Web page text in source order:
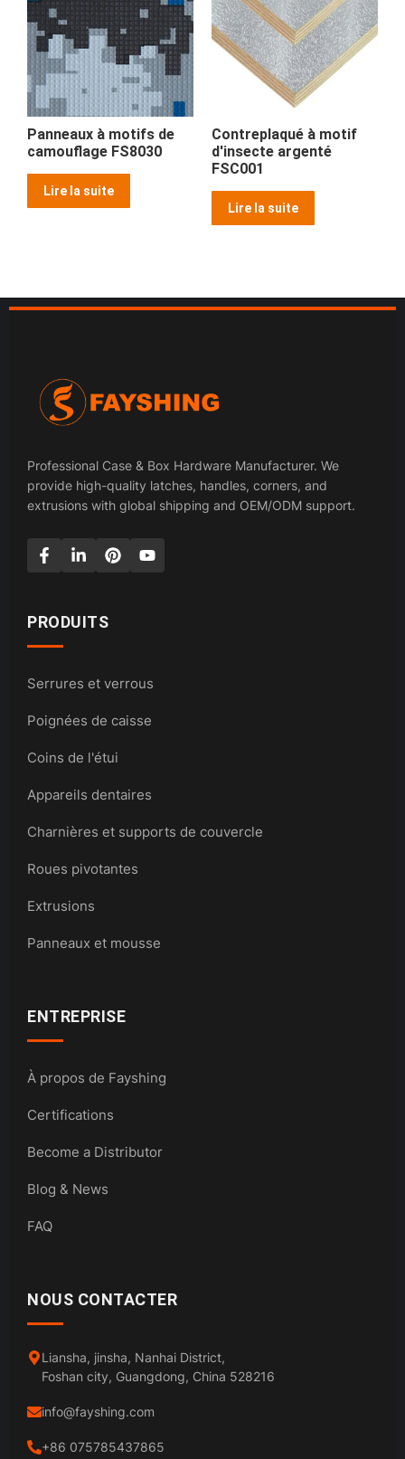
Panneaux à motifs de
camouflage FS8030
Lire la suite
Contreplaqué à motif
d'insecte argenté
FSC001
Lire la suite
Professional Case & Box Hardware Manufacturer. We
provide high-quality latches, handles, corners, and
extrusions with global shipping and OEM/ODM support.
PRODUITS
Serrures et verrous
Poignées de caisse
Coins de l'étui
Appareils dentaires
Charnières et supports de couvercle
Roues pivotantes
Extrusions
Panneaux et mousse
ENTREPRISE
À propos de Fayshing
Certifications
Become a Distributor
Blog & News
FAQ
NOUS CONTACTER
Liansha, jinsha, Nanhai District,
Foshan city, Guangdong, China 528216
info@fayshing.com
+86 075785437865